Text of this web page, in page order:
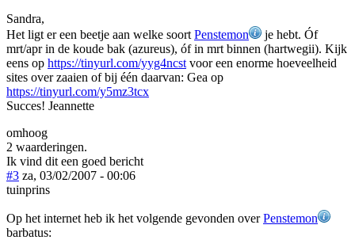
Sandra,
Het ligt er een beetje aan welke soort Penstemon
je hebt. Óf
mrt/apr in de koude bak (azureus), óf in mrt binnen (hartwegii). Kijk
eens op https://tinyurl.com/yyg4ncst voor een enorme hoeveelheid
sites over zaaien of bij één daarvan: Gea op
https://tinyurl.com/y5mz3tcx
Succes! Jeannette
omhoog
2 waarderingen.
Ik vind dit een goed bericht
#3 za, 03/02/2007 - 00:06
tuinprins
Op het internet heb ik het volgende gevonden overPenstemon
barbatus: